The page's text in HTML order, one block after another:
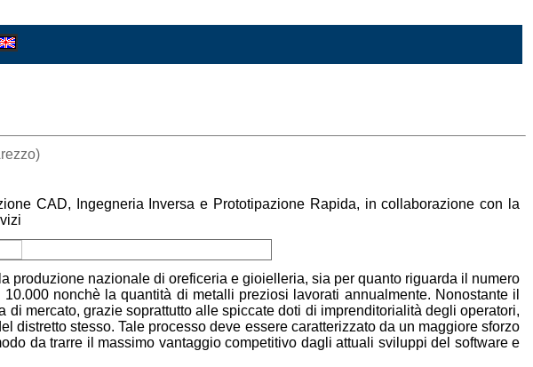
CAD, Ingegneria Inversa e Prototipazione Rapida, in collaborazione con la
produzione nazionale di oreficeria e gioielleria, sia per quanto riguarda il numero
nonchè la quantità di metalli preziosi lavorati annualmente. Nonostante il
mercato, grazie soprattutto alle spiccate doti di imprenditorialità degli operatori,
distretto stesso. Tale processo deve essere caratterizzato da un maggiore sforzo
da trarre il massimo vantaggio competitivo dagli attuali sviluppi del software e